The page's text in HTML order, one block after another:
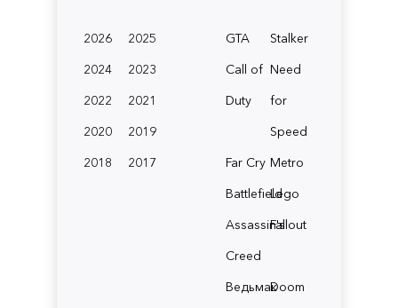
2026
2025
2024
2023
2022
2021
2020
2019
2018
2017
GTA
Stalker
Call of
Duty
Need
for
Speed
Far Cry Metro
BattlefieldLego
Assassin's
Creed
Fallout
ВедьмакDoom